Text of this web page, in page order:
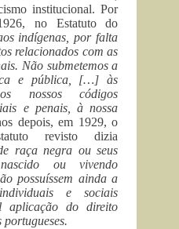
institucional. Por
no Estatuto do
indígenas, por falta
relacionados com as
Não submetemos a
e pública, […] às
nossos códigos
e penais, à nossa
depois, em 1929, o
revisto dizia
raça negra ou seus
ou vivendo
possuíssem ainda a
e sociais
aplicação do direito